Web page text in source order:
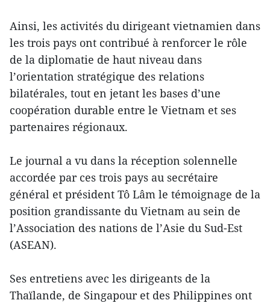
Ainsi, les activités du dirigeant vietnamien dans
les trois pays ont contribué à renforcer le rôle
de la diplomatie de haut niveau dans
l’orientation stratégique des relations
bilatérales, tout en jetant les bases d’une
coopération durable entre le Vietnam et ses
partenaires régionaux.
Le journal a vu dans la réception solennelle
accordée par ces trois pays au secrétaire
général et président Tô Lâm le témoignage de la
position grandissante du Vietnam au sein de
l’Association des nations de l’Asie du Sud-Est
(ASEAN).
Ses entretiens avec les dirigeants de la
Thaïlande, de Singapour et des Philippines ont